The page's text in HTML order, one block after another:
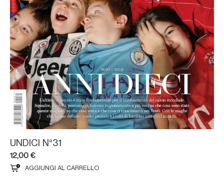
UNDICI N°31
12,00 €
AGGIUNGI AL CARRELLO